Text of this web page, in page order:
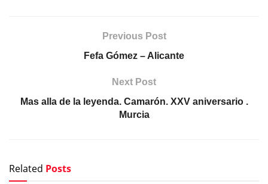
Previous Post
Fefa Gómez – Alicante
Next Post
Mas alla de la leyenda. Camarón. XXV aniversario .
Murcia
Related Posts